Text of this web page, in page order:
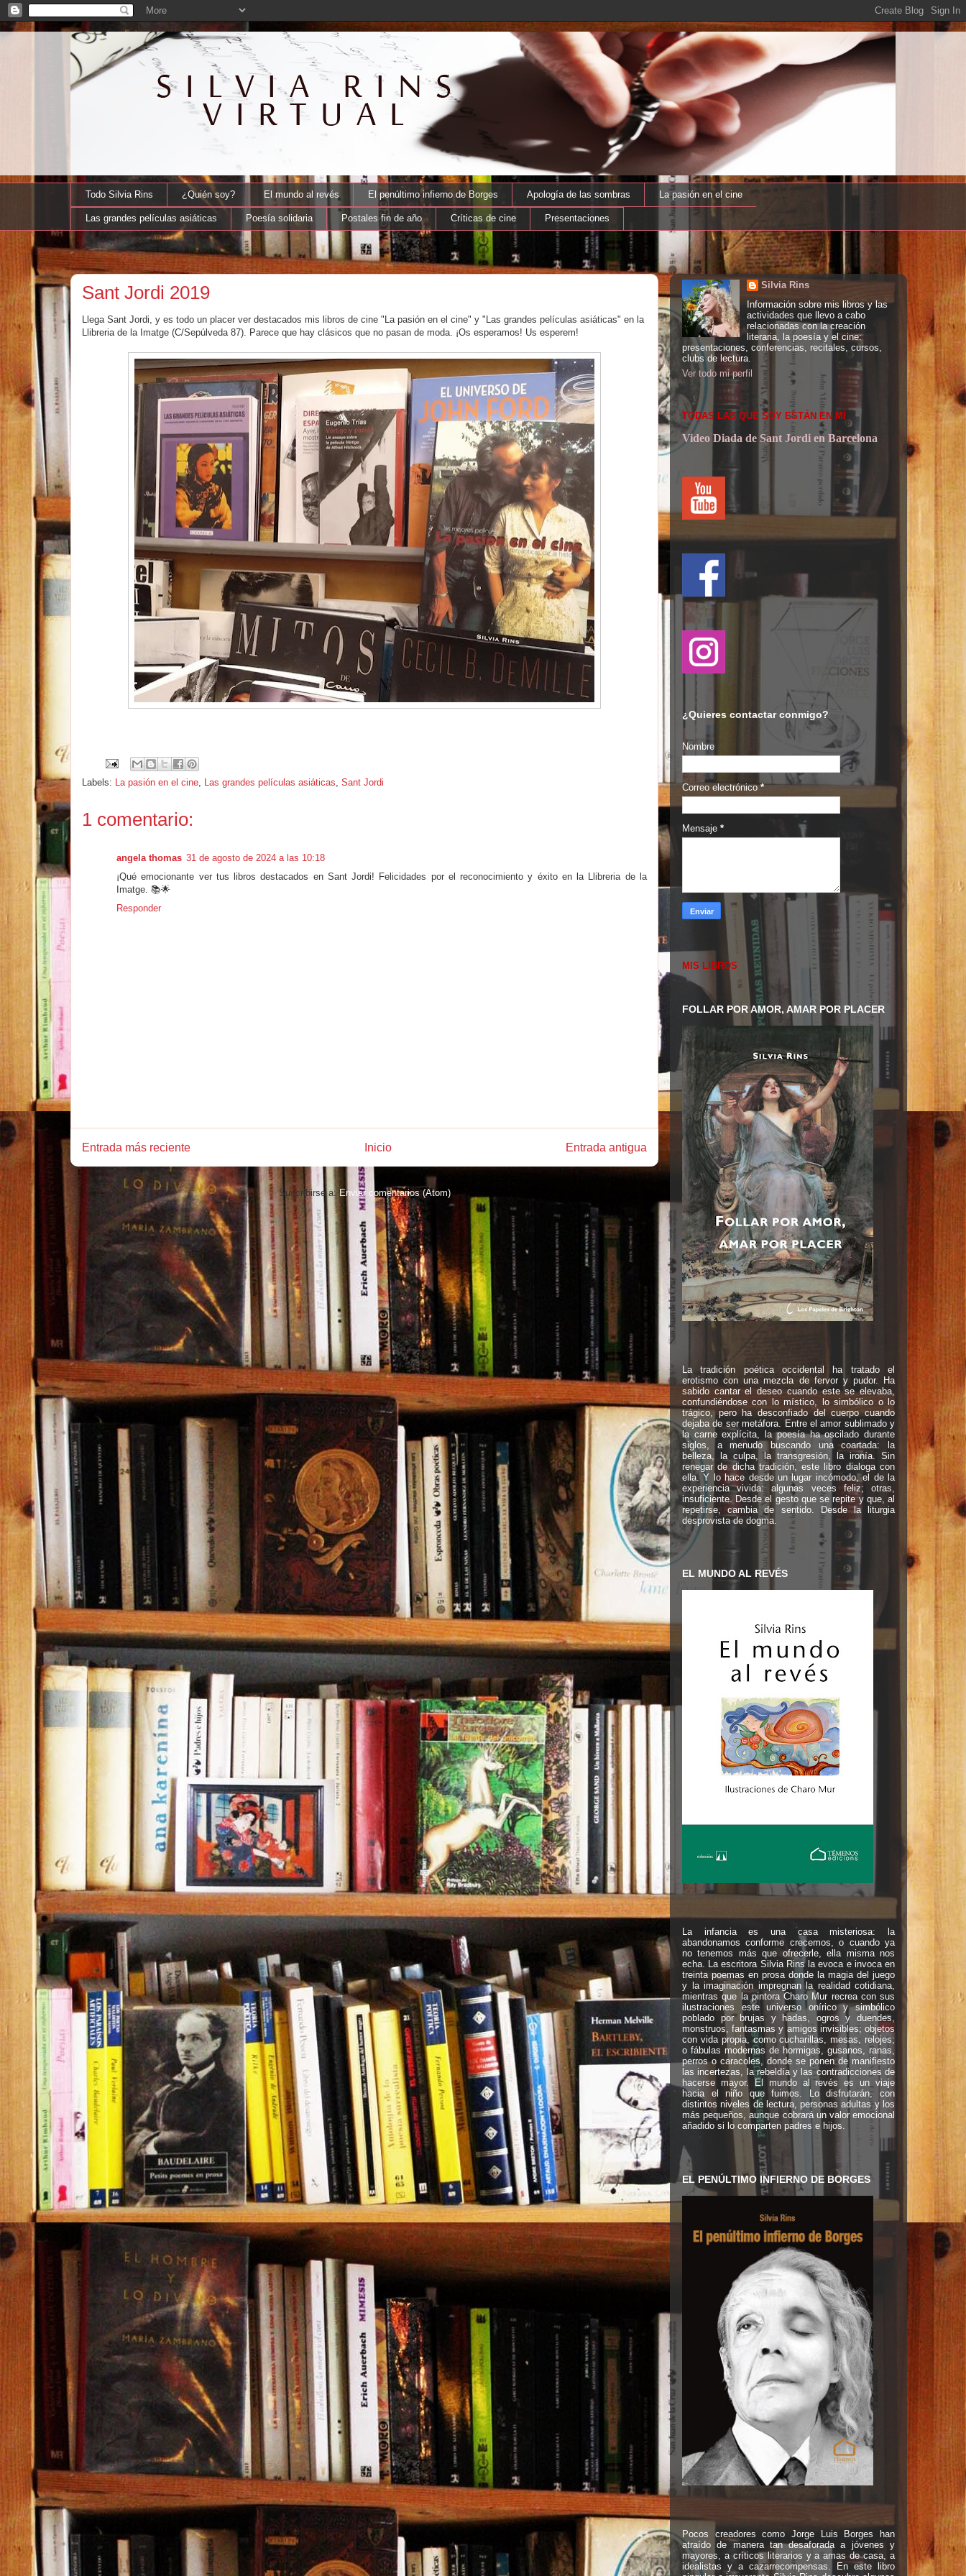
Todo Silvia Rins ¿Quién soy? El mundo al revés El penúltimo infierno de Borges Apología de las sombras La pasión en el cine
Las grandes películas asiáticas Poesía solidaria Postales fin de año Críticas de cine Presentaciones
Sant Jordi 2019
Llega Sant Jordi, y es todo un placer ver destacados mis libros de cine "La pasión en el cine" y "Las grandes películas asiáticas" en la
Llibreria de la Imatge (C/Sepúlveda 87). Parece que hay clásicos que no pasan de moda. ¡Os esperamos! Us esperem!
Labels: La pasión en el cine, Las grandes películas asiáticas, Sant Jordi
1 comentario:
angela thomas 31 de agosto de 2024 a las 10:18
¡Qué emocionante ver tus libros destacados en Sant Jordi! Felicidades por el reconocimiento y éxito en la Llibreria de la
Imatge. 📚🌟
Responder
Entrada más reciente Entrada antigua
Inicio
Suscribirse a:Enviar comentarios (Atom)
Silvia Rins
Información sobre mis libros y las
actividades que llevo a cabo
relacionadas con la creación
literaria, la poesía y el cine:
presentaciones, conferencias, recitales, cursos,
clubs de lectura.
Ver todo mi perfil
TODAS LAS QUE SOY ESTÁN EN MÍ
Video Diada de Sant Jordi en Barcelona
¿Quieres contactar conmigo?
Nombre
Correo electrónico*
Mensaje *
MIS LIBROS
FOLLAR POR AMOR, AMAR POR PLACER
La tradición poética occidental ha tratado el
erotismo con una mezcla de fervor y pudor. Ha
sabido cantar el deseo cuando este se elevaba,
confundiéndose con lo místico, lo simbólico o lo
trágico, pero ha desconfiado del cuerpo cuando
dejaba de ser metáfora. Entre el amor sublimado y
la carne explícita, la poesía ha oscilado durante
siglos, a menudo buscando una coartada: la
belleza, la culpa, la transgresión, la ironía. Sin
renegar de dicha tradición, este libro dialoga con
ella. Y lo hace desde un lugar incómodo, el de la
experiencia vivida: algunas veces feliz; otras,
insuficiente. Desde el gesto que se repite y que, al
repetirse, cambia de sentido. Desde la liturgia
desprovista de dogma.
EL MUNDO AL REVÉS
La infancia es una casa misteriosa: la
abandonamos conforme crecemos, o cuando ya
no tenemos más que ofrecerle, ella misma nos
echa. La escritora Silvia Rins la evoca e invoca en
treinta poemas en prosa donde la magia del juego
y la imaginación impregnan la realidad cotidiana,
mientras que la pintora Charo Mur recrea con sus
ilustraciones este universo onírico y simbólico
poblado por brujas y hadas, ogros y duendes,
monstruos, fantasmas y amigos invisibles; objetos
con vida propia, como cucharillas, mesas, relojes;
o fábulas modernas de hormigas, gusanos, ranas,
perros o caracoles, donde se ponen de manifiesto
las incertezas, la rebeldía y las contradicciones de
hacerse mayor. El mundo al revés es un viaje
hacia el niño que fuimos. Lo disfrutarán, con
distintos niveles de lectura, personas adultas y los
más pequeños, aunque cobrará un valor emocional
añadido si lo comparten padres e hijos.
EL PENÚLTIMO INFIERNO DE BORGES
Pocos creadores como Jorge Luis Borges han
atraído de manera tan desaforada a jóvenes y
mayores, a críticos literarios y a amas de casa, a
idealistas y a cazarrecompensas. En este libro